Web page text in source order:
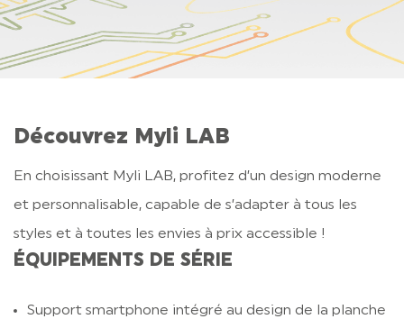
Découvrez Myli LAB
En choisissant Myli LAB, profitez d’un design moderne
et personnalisable, capable de s’adapter à tous les
styles et à toutes les envies à prix accessible !
ÉQUIPEMENTS DE SÉRIE
Support smartphone intégré au design de la planche